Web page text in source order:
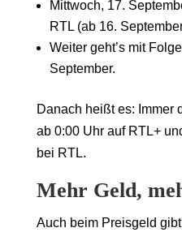
Mittwoch, 17.
RTL (ab 16.
Weiter geht’s mit
September.
Danach heißt es: Immer
ab 0:00 Uhr auf RTL+
bei RTL.
Mehr Geld,
Auch beim Preisgeld